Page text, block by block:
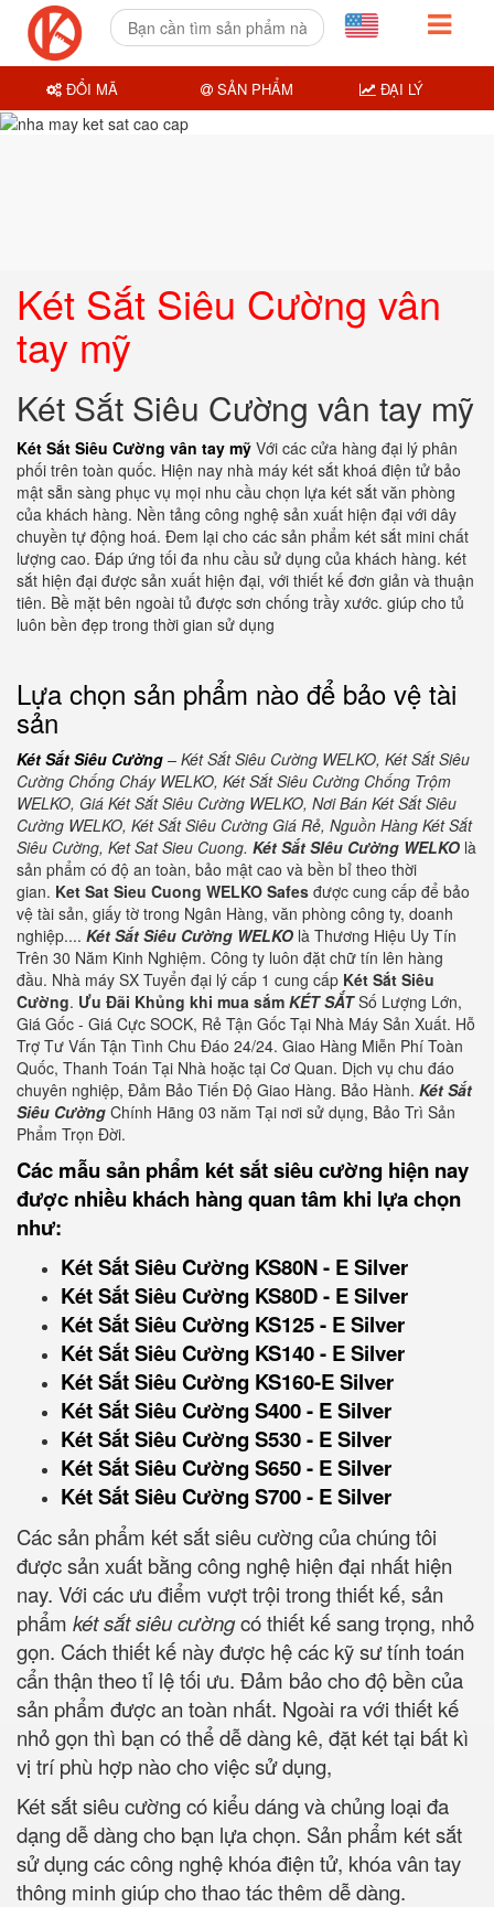
Két Sắt Siêu Cường vân
tay mỹ
Két Sắt Siêu Cường vân tay mỹ
Két Sắt Siêu Cường vân tay mỹ Với các cửa hàng đại lý phân
phối trên toàn quốc. Hiện nay nhà máy két sắt khoá điện tử bảo
mật sẵn sàng phục vụ mọi nhu cầu chọn lựa két sắt văn phòng
của khách hàng. Nền tảng công nghệ sản xuất hiện đại với dây
chuyền tự động hoá. Đem lại cho các sản phẩm két sắt mini chất
lượng cao. Đáp ứng tối đa nhu cầu sử dụng của khách hàng. két
sắt hiện đại được sản xuất hiện đại, với thiết kế đơn giản và thuận
tiên. Bề mặt bên ngoài tủ được sơn chống trầy xước. giúp cho tủ
luôn bền đẹp trong thời gian sử dụng
Lựa chọn sản phẩm nào để bảo vệ tài
sản
Két Sắt Siêu Cường – Két Sắt Siêu Cường WELKO, Két Sắt Siêu
Cường Chống Cháy WELKO, Két Sắt Siêu Cường Chống Trộm
WELKO, Giá Két Sắt Siêu Cường WELKO, Nơi Bán Két Sắt Siêu
Cường WELKO, Két Sắt Siêu Cường Giá Rẻ, Nguồn Hàng Két Sắt
Siêu Cường, Ket Sat Sieu Cuong. Két Sắt SIêu Cường WELKO là
sản phẩm có độ an toàn, bảo mật cao và bền bỉ theo thời
gian. Ket Sat Sieu Cuong WELKO Safes được cung cấp để bảo
vệ tài sản, giấy tờ trong Ngân Hàng, văn phòng công ty, doanh
nghiệp.... Két Sắt Siêu Cường WELKO là Thương Hiệu Uy Tín
Trên 30 Năm Kinh Nghiệm. Công ty luôn đặt chữ tín lên hàng
đầu. Nhà máy SX Tuyển đại lý cấp 1 cung cấp Két Sắt Siêu
Cường. Ưu Đãi Khủng khi mua sắm KÉT SẮTSố Lượng Lớn,
Giá Gốc - Giá Cực SOCK, Rẻ Tận Gốc Tại Nhà Máy Sản Xuất. Hỗ
Trợ Tư Vấn Tận Tình Chu Đáo 24/24. Giao Hàng Miễn Phí Toàn
Quốc, Thanh Toán Tại Nhà hoặc tại Cơ Quan. Dịch vụ chu đáo
chuyên nghiệp, Đảm Bảo Tiến Độ Giao Hàng. Bảo Hành. Két Sắt
Siêu Cường Chính Hãng 03 năm Tại nơi sử dụng, Bảo Trì Sản
Phẩm Trọn Đời.
Các mẫu sản phẩm két sắt siêu cường hiện nay
được nhiều khách hàng quan tâm khi lựa chọn
như:
Két Sắt Siêu Cường KS80N - E Silver
Két Sắt Siêu Cường KS80D - E Silver
Két Sắt Siêu Cường KS125 - E Silver
Két Sắt Siêu Cường KS140 - E Silver
Két Sắt Siêu Cường KS160-E Silver
Két Sắt Siêu Cường S400 - E Silver
Két Sắt Siêu Cường S530 - E Silver
Két Sắt Siêu Cường S650 - E Silver
Két Sắt Siêu Cường S700 - E Silver
Các sản phẩm két sắt siêu cường của chúng tôi
được sản xuất bằng công nghệ hiện đại nhất hiện
nay. Với các ưu điểm vượt trội trong thiết kế, sản
phẩm két sắt siêu cườngcó thiết kế sang trọng, nhỏ
gọn. Cách thiết kế này được hệ các kỹ sư tính toán
cẩn thận theo tỉ lệ tối ưu. Đảm bảo cho độ bền của
sản phẩm được an toàn nhất. Ngoài ra với thiết kế
nhỏ gọn thì bạn có thể dễ dàng kê, đặt két tại bất kì
vị trí phù hợp nào cho việc sử dụng,
Két sắt siêu cường có kiểu dáng và chủng loại đa
dạng dễ dàng cho bạn lựa chọn. Sản phẩm két sắt
sử dụng các công nghệ khóa điện tử, khóa vân tay
thông minh giúp cho thao tác thêm dễ dàng.
ĐỔI MÃ SẢN PHẨM ĐẠI LÝ